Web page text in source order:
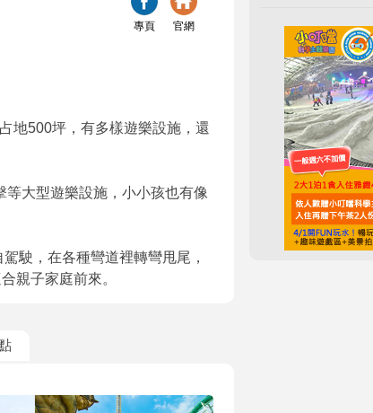
專頁 官網
地500坪，有多樣遊樂設施，還
大型遊樂設施，小小孩也有像
駛，在各種彎道裡轉彎甩尾，
親子家庭前來。